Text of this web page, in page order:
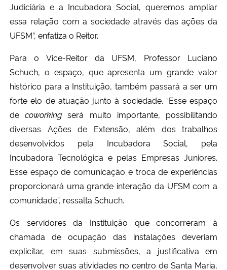
Judiciária e a Incubadora Social, queremos ampliar
essa relação com a sociedade através das ações da
UFSM”, enfatiza o Reitor.
Para o Vice-Reitor da UFSM, Professor Luciano
Schuch, o espaço, que apresenta um grande valor
histórico para a Instituição, também passará a ser um
forte elo de atuação junto à sociedade. “Esse espaço
decoworking será muito importante, possibilitando
diversas Ações de Extensão, além dos trabalhos
desenvolvidos pela Incubadora Social, pela
Incubadora Tecnológica e pelas Empresas Juniores.
Esse espaço de comunicação e troca de experiências
proporcionará uma grande interação da UFSM com a
comunidade”, ressalta Schuch.
Os servidores da Instituição que concorreram à
chamada de ocupação das instalações deveriam
explicitar, em suas submissões, a justificativa em
desenvolver suas atividades no centro de Santa Maria,